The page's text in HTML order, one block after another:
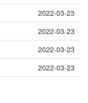
2022-03-23
2022-03-23
2022-03-23
2022-03-23